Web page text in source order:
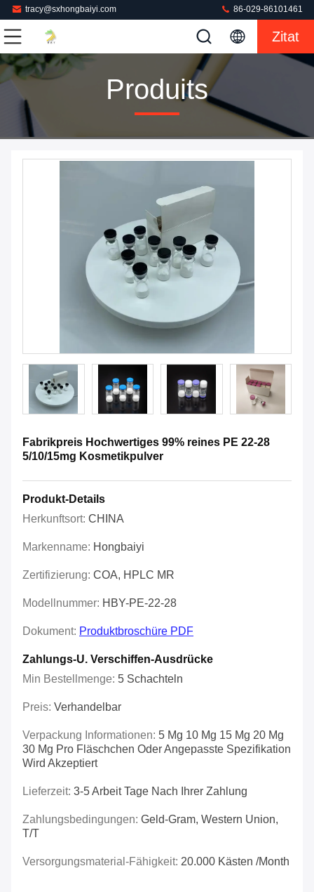
tracy@sxhongbaiyi.com 86-029-86101461
Zitat
Produits
Fabrikpreis Hochwertiges 99% reines PE 22-28
5/10/15mg Kosmetikpulver
Produkt-Details
Herkunftsort: CHINA
Markenname: Hongbaiyi
Zertifizierung: COA, HPLC MR
Modellnummer: HBY-PE-22-28
Dokument: Produktbroschüre PDF
Zahlungs-U. Verschiffen-Ausdrücke
Min Bestellmenge: 5 Schachteln
Preis: Verhandelbar
Verpackung Informationen: 5 Mg 10 Mg 15 Mg 20 Mg
30 Mg Pro Fläschchen Oder Angepasste Spezifikation
Wird Akzeptiert
Lieferzeit: 3-5 Arbeit Tage Nach Ihrer Zahlung
Zahlungsbedingungen: Geld-Gram, Western Union,
T/T
Versorgungsmaterial-Fähigkeit: 20.000 Kästen /month